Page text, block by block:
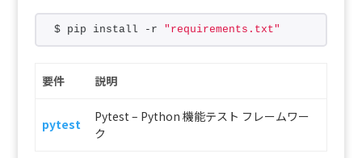
$ pip install -r "requirements.txt"
要件 説明
pytest
Pytest – Python 機能テスト フレームワー
ク